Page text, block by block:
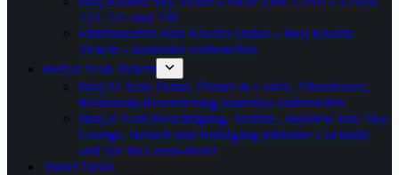
124, 125 und 148
Eintrittskarten Burj Khalifa Dubai – Burj Khalifa
Tickets – kostenlos vorbestellen
Burj al Arab Tickets
Burj Al Arab Dubai, Dinner & Lunch, Abendessen,
Restaurant-Reservierung kostenlos vorbestellen
Burj al Arab Besichtigung, Teatime, Skyview Bar, Sky-
Lounge, Besuch und Rundgang inklusive Cocktails
und Tee im Luxus-Hotel
Travel Deals